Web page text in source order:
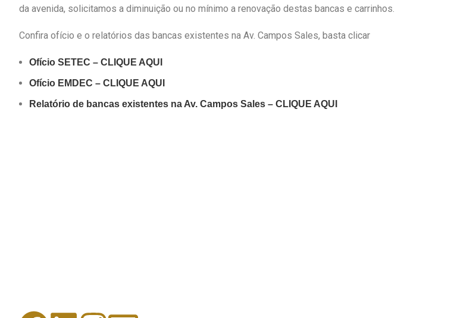
da avenida, solicitamos a diminuição ou no mínimo a renovação destas bancas e carrinhos.
Confira ofício e o relatórios das bancas existentes na Av. Campos Sales, basta clicar
Ofício SETEC – CLIQUE AQUI
Ofício EMDEC – CLIQUE AQUI
Relatório de bancas existentes na Av. Campos Sales – CLIQUE AQUI